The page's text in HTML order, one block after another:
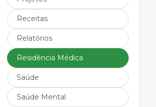
Receitas
Relatórios
Residência Médica
Saúde
Saúde Mental